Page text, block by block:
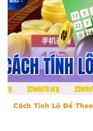
Cách Tính Lô Đề
Cách Tính Lô Đề